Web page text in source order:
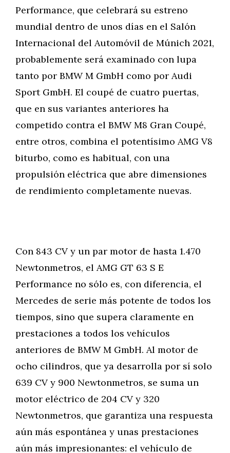
Performance, que celebrará su estreno
mundial dentro de unos días en el Salón
Internacional del Automóvil de Múnich 2021,
probablemente será examinado con lupa
tanto por BMW M GmbH como por Audi
Sport GmbH. El coupé de cuatro puertas,
que en sus variantes anteriores ha
competido contra el BMW M8 Gran Coupé,
entre otros, combina el potentísimo AMG V8
biturbo, como es habitual, con una
propulsión eléctrica que abre dimensiones
de rendimiento completamente nuevas.
Con 843 CV y un par motor de hasta 1.470
Newtonmetros, el AMG GT 63 S E
Performance no sólo es, con diferencia, el
Mercedes de serie más potente de todos los
tiempos, sino que supera claramente en
prestaciones a todos los vehículos
anteriores de BMW M GmbH. Al motor de
ocho cilindros, que ya desarrolla por sí solo
639 CV y 900 Newtonmetros, se suma un
motor eléctrico de 204 CV y 320
Newtonmetros, que garantiza una respuesta
aún más espontánea y unas prestaciones
aún más impresionantes: el vehículo de